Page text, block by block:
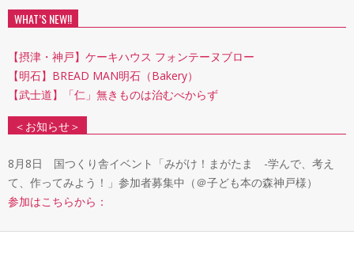
MenuWHAT’S NEW!!
【摂津・神戸】ケーキハウス フォンテーヌブロー
【明石】BREAD MAN明石（Bakery）
【武士道】「仁」無きものは治むべからず
＜お知らせ＞
8月8日 国つくり舎イベント「みがけ！まがたま -学んで、考え
て、作ってみよう！」参加者募集中（＠子ども本の森神戸様）
参加はこちらから：